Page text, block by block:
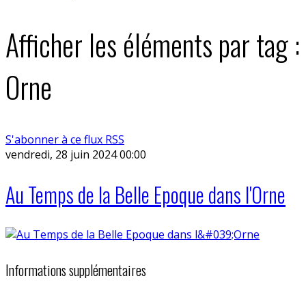
Afficher les éléments par tag :
Orne
S'abonner à ce flux RSS
vendredi, 28 juin 2024 00:00
Au Temps de la Belle Epoque dans l'Orne
Informations supplémentaires